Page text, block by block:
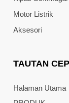
Motor Listrik
Aksesori
TAUTAN
Halaman Utama